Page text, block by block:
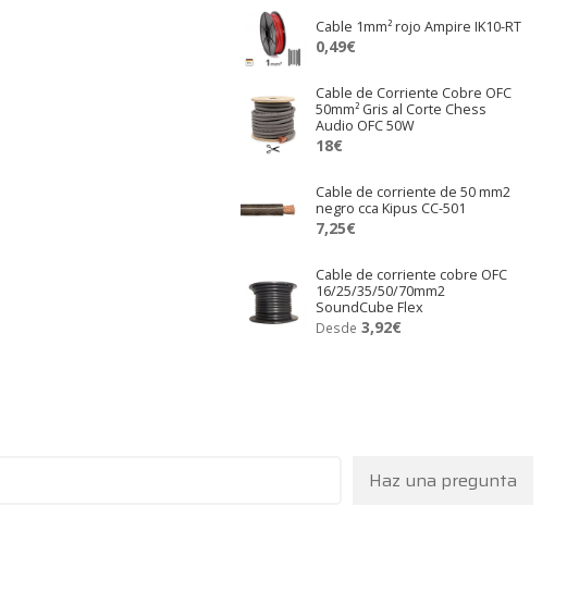
5.00
de 5
Cable 1mm² rojo Ampire IK10-RT
0,49€
Cable de Corriente Cobre OFC
50mm² Gris al Corte Chess
Audio OFC 50W
18€
Cable de corriente de 50 mm2
negro cca Kipus CC-501
7,25€
Cable de corriente cobre OFC
16/25/35/50/70mm2
SoundCube Flex
Desde 3,92€
Haz una pregunta